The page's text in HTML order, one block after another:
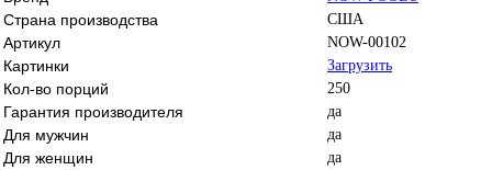
Страна производства США
Артикул NOW-00102
Картинки Загрузить
Кол-во порций 250
Гарантия производителя да
Для мужчин да
Для женщин да